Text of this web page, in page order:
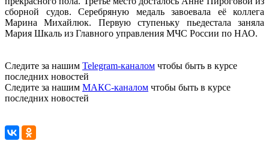
сборной судов. Серебряную медаль завоевала её коллега
Марина Михайлюк. Первую ступеньку пьедестала заняла
Мария Шкаль из Главного управления МЧС России по НАО.
Следите за нашим Telegram-каналом чтобы быть в курсе
последних новостей
Следите за нашим МАКС-каналом чтобы быть в курсе
последних новостей